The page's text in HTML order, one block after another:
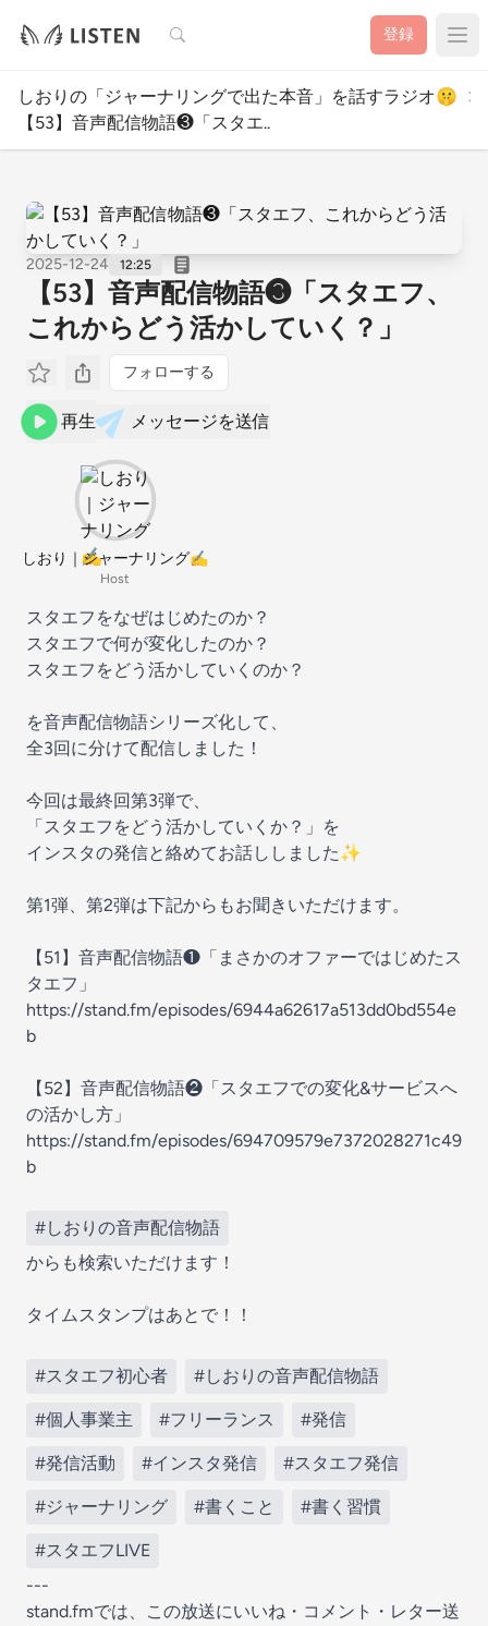
検索 登録
しおりの「ジャーナリングで出た本音」を話すラジオ🤫
【53】音声配信物語❸「スタエ..
2025-12-24 12:25
【53】音声配信物語❸「スタエフ、
これからどう活かしていく？」
フォローする
再生 メッセージを送信
しおり｜ジャーナリング✍️
Host
スタエフをなぜはじめたのか？
スタエフで何が変化したのか？
スタエフをどう活かしていくのか？
を音声配信物語シリーズ化して、
全3回に分けて配信しました！
今回は最終回第3弾で、
「スタエフをどう活かしていくか？」を
インスタの発信と絡めてお話ししました✨
第1弾、第2弾は下記からもお聞きいただけます。
【51】音声配信物語❶「まさかのオファーではじめたス
タエフ」
https://stand.fm/episodes/6944a62617a513dd0bd554e
b
【52】音声配信物語❷「スタエフでの変化&サービスへ
の活かし方」
https://stand.fm/episodes/694709579e7372028271c49
b
#しおりの音声配信物語
からも検索いただけます！
タイムスタンプはあとで！！
#スタエフ初心者 #しおりの音声配信物語
#個人事業主 #フリーランス #発信
#発信活動 #インスタ発信 #スタエフ発信
#ジャーナリング #書くこと #書く習慣
#スタエフLIVE
---
stand.fmでは、この放送にいいね・コメント・レター送